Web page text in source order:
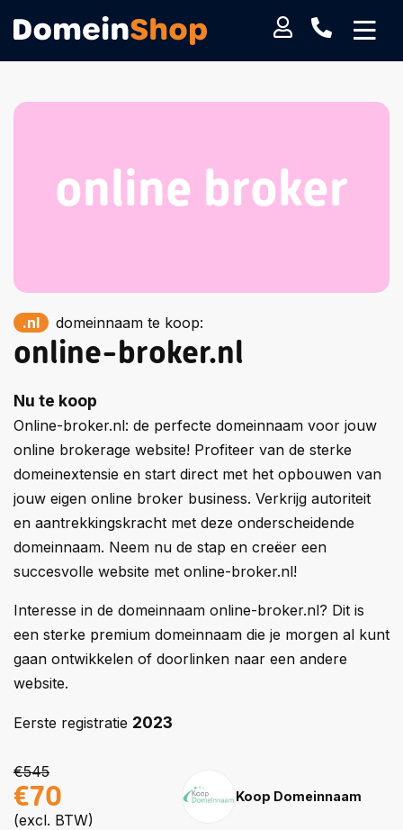
online broker
.nl domeinnaam te koop:
online-broker.nl
Nu te koop
Online-broker.nl: de perfecte domeinnaam voor jouw
online brokerage website! Profiteer van de sterke
domeinextensie en start direct met het opbouwen van
jouw eigen online broker business. Verkrijg autoriteit
en aantrekkingskracht met deze onderscheidende
domeinnaam. Neem nu de stap en creëer een
succesvolle website met online-broker.nl!
Interesse in de domeinnaam online-broker.nl? Dit is
een sterke premium domeinnaam die je morgen al kunt
gaan ontwikkelen of doorlinken naar een andere
website.
Eerste registratie 2023
€545
€70
(excl. BTW)
Koop Domeinnaam